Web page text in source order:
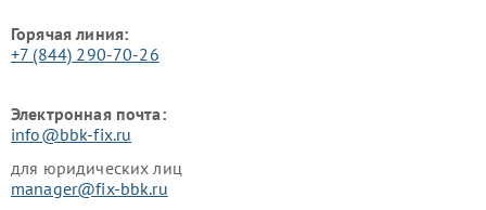
Горячая линия:
+7 (844) 290-70-26
Электронная почта:
info@bbk-fix.ru
для юридических лиц
manager@fix-bbk.ru